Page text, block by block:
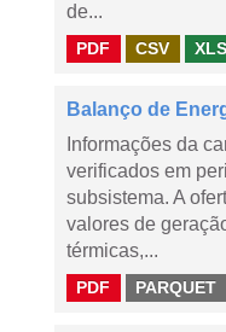
de...
PDF CSV
Balanço de
Informações da
verificados em
subsistema. A
valores de
térmicas,...
PDF PARQUET